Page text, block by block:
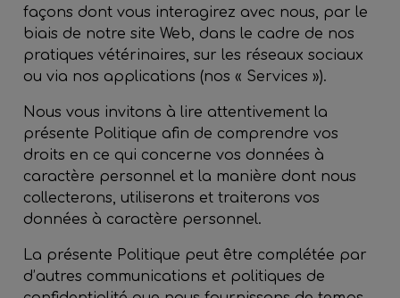
façons dont vous interagirez avec nous, par le
biais de notre site Web, dans le cadre de nos
pratiques vétérinaires, sur les réseaux sociaux
ou via nos applications (nos « Services »).
Nous vous invitons à lire attentivement la
présente Politique afin de comprendre vos
droits en ce qui concerne vos données à
caractère personnel et la manière dont nous
collecterons, utiliserons et traiterons vos
données à caractère personnel.
La présente Politique peut être complétée par
d’autres communications et politiques de